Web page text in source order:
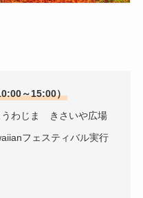
～15:00）
うわじま きさいや広場
フェスティバル実行